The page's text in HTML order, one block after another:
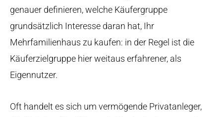
genauer definieren, welche Käufergruppe
grundsätzlich Interesse daran hat, Ihr
Mehrfamilienhaus zu kaufen: in der Regel ist die
Käuferzielgruppe hier weitaus erfahrener, als
Eigennutzer.
Oft handelt es sich um vermögende Privatanleger,